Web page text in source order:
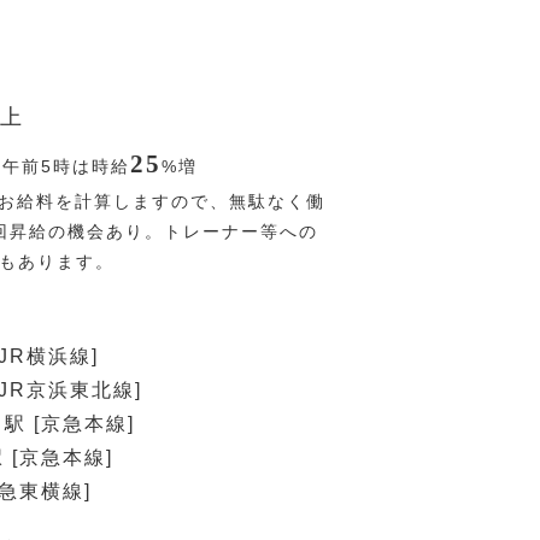
前5時は時給25%増
給料を計算しますので、無駄なく働
昇給の機会あり。トレーナー等への
あります。
横浜線]
京浜東北線]
[京急本線]
[京急本線]
東横線]